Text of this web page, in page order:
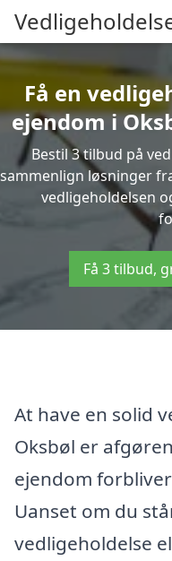
Få en
ejendom i
Bestil 3 tilbud på
sammenlign løsninger
vedligeholdelsen
Få 3 tilbud,
At have en solid
Oksbøl er
ejendom
Uanset om du
vedligeholdelse